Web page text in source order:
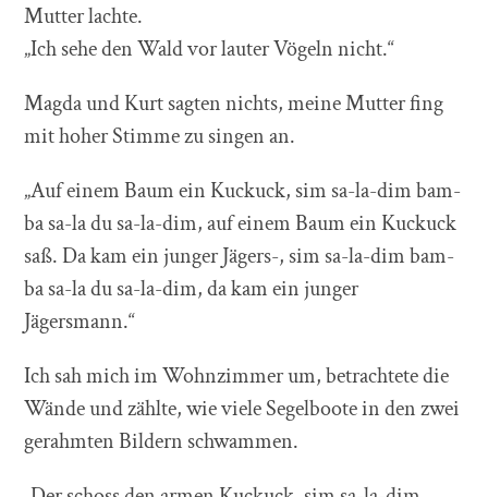
Mutter lachte.
„Ich sehe den Wald vor lauter Vögeln nicht.“
Magda und Kurt sagten nichts, meine Mutter fing
mit hoher Stimme zu singen an.
„Auf einem Baum ein Kuckuck, sim sa-la-dim bam-
ba sa-la du sa-la-dim, auf einem Baum ein Kuckuck
saß. Da kam ein junger Jägers-, sim sa-la-dim bam-
ba sa-la du sa-la-dim, da kam ein junger
Jägersmann.“
Ich sah mich im Wohnzimmer um, betrachtete die
Wände und zählte, wie viele Segelboote in den zwei
gerahmten Bildern schwammen.